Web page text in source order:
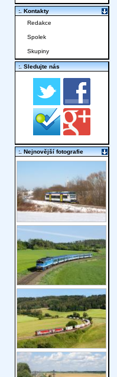
:. Kontakty
Redakce
Spolek
Skupiny
:. Sledujte nás
:. Nejnovější fotografie